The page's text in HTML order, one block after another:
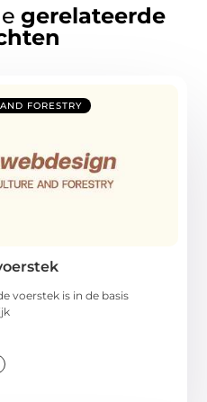
gerelateerde
FORESTRY
voerstek is in de basis